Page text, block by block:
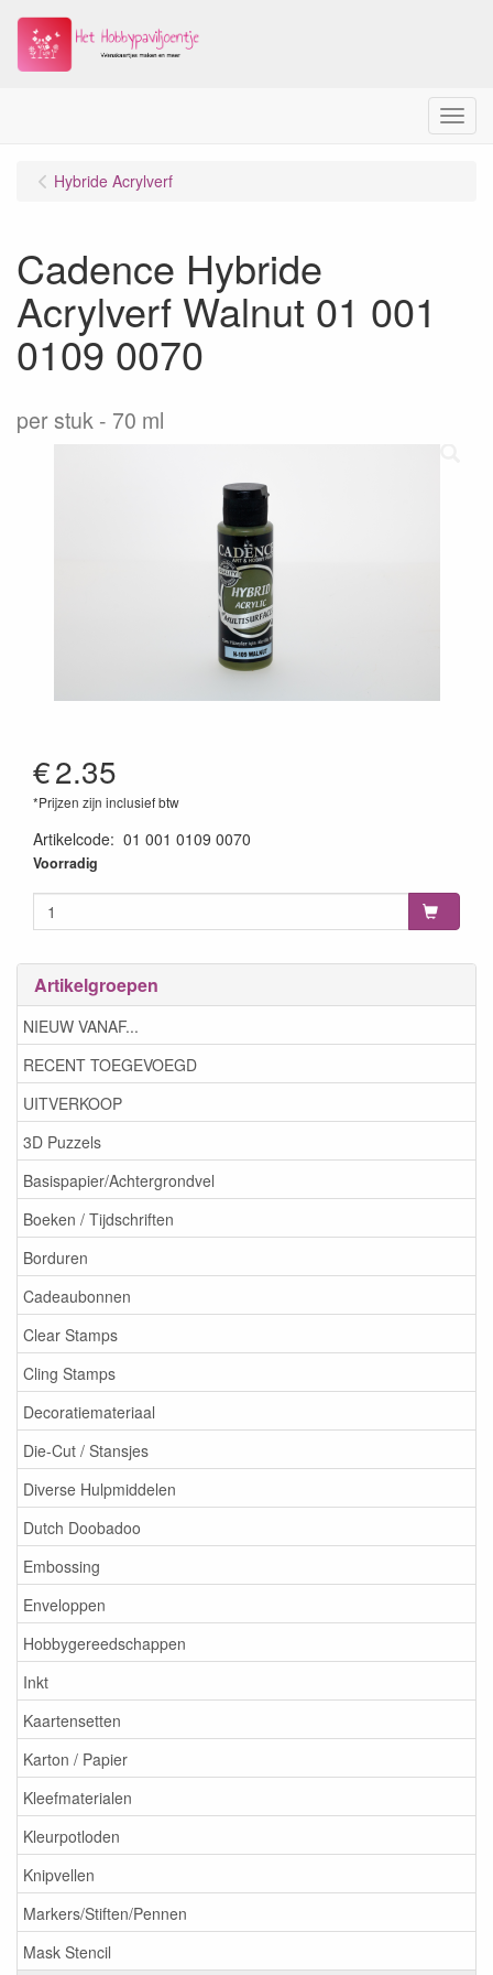
Menu
Artikelgroepen
NIEUW VANAF...
RECENT TOEGEVOEGD
UITVERKOOP
3D Puzzels
Basispapier/Achtergrondvel
Boeken / Tijdschriften
Borduren
Cadeaubonnen
Clear Stamps
Cling Stamps
Decoratiemateriaal
Die-Cut / Stansjes
Diverse Hulpmiddelen
Dutch Doobadoo
Embossing
Enveloppen
Hobbygereedschappen
Inkt
Kaartensetten
Karton / Papier
Kleefmaterialen
Kleurpotloden
Knipvellen
Markers/Stiften/Pennen
Mask Stencil
Hybride Acrylverf
Cadence Hybride
Acrylverf Walnut 01 001
0109 0070
per stuk 70 ml
€2.35
*Prijzen zijn inclusief btw
Artikelcode: 01 001 0109 0070
8699036773952
Voorradig